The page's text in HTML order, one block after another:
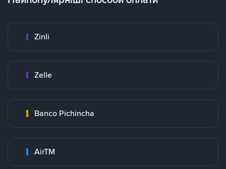
Zinli
Zelle
Banco Pichincha
AirTM